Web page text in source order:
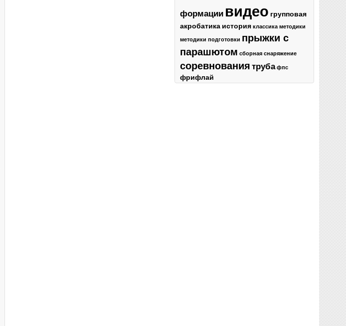
формации видео групповая
акробатика история классика методики
методики подготовки прыжки с
парашютом сборная снаряжение
соревнования труба фпс
фрифлай